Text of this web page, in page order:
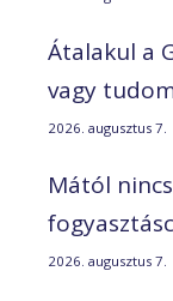
Átalakul a
vagy
2026. augusztus 7.
Mától
2026. augusztus 7.